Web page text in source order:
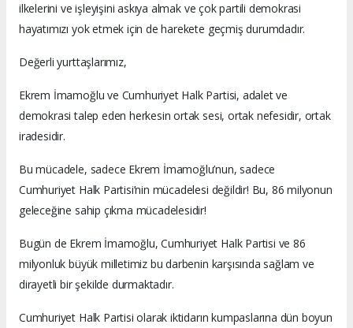
ilkelerini ve işleyişini askıya almak ve çok partili demokrasi
hayatımızı yok etmek için de harekete geçmiş durumdadır.
Değerli yurttaşlarımız,
Ekrem İmamoğlu ve Cumhuriyet Halk Partisi, adalet ve
demokrasi talep eden herkesin ortak sesi, ortak nefesidir, ortak
iradesidir.
Bu mücadele, sadece Ekrem İmamoğlu’nun, sadece
Cumhuriyet Halk Partisi’nin mücadelesi değildir! Bu, 86 milyonun
geleceğine sahip çıkma mücadelesidir!
Bugün de Ekrem İmamoğlu, Cumhuriyet Halk Partisi ve 86
milyonluk büyük milletimiz bu darbenin karşısında sağlam ve
dirayetli bir şekilde durmaktadır.
Cumhuriyet Halk Partisi olarak iktidarın kumpaslarına dün boyun